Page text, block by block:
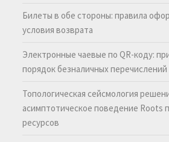
Билеты в обе стороны: правила
условия возврата
Электронные чаевые по QR-коду:
порядок безналичных перечислений
Топологическая сейсмология
асимптотическое поведение Roots
ресурсов